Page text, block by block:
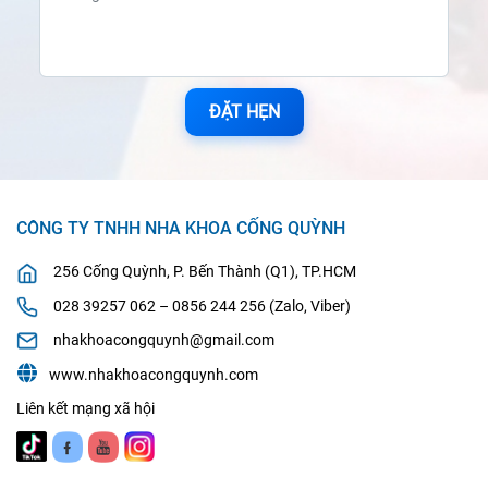
ĐẶT HẸN
CÔNG TY TNHH NHA KHOA CỐNG QUỲNH
256 Cống Quỳnh, P. Bến Thành (Q1), TP.HCM
028 39257 062 – 0856 244 256 (Zalo, Viber)
nhakhoacongquynh@gmail.com
www.nhakhoacongquynh.com
Liên kết mạng xã hội